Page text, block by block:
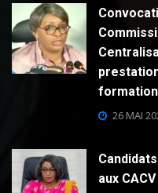
formation
26 MAI
aux